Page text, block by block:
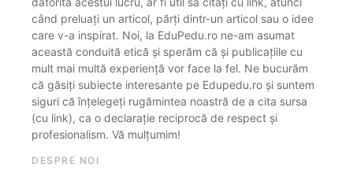
când preluați un articol, părți dintr-un articol sau o idee
care v-a inspirat. Noi, la EduPedu.ro ne-am asumat
această conduită etică și sperăm că și publicațiile cu
mult mai multă experiență vor face la fel. Ne bucurăm
că găsiți subiecte interesante pe Edupedu.ro și suntem
siguri că înțelegeți rugămintea noastră de a cita sursa
(cu link), ca o declarație reciprocă de respect și
profesionalism. Vă mulțumim!
DESPRE NOI